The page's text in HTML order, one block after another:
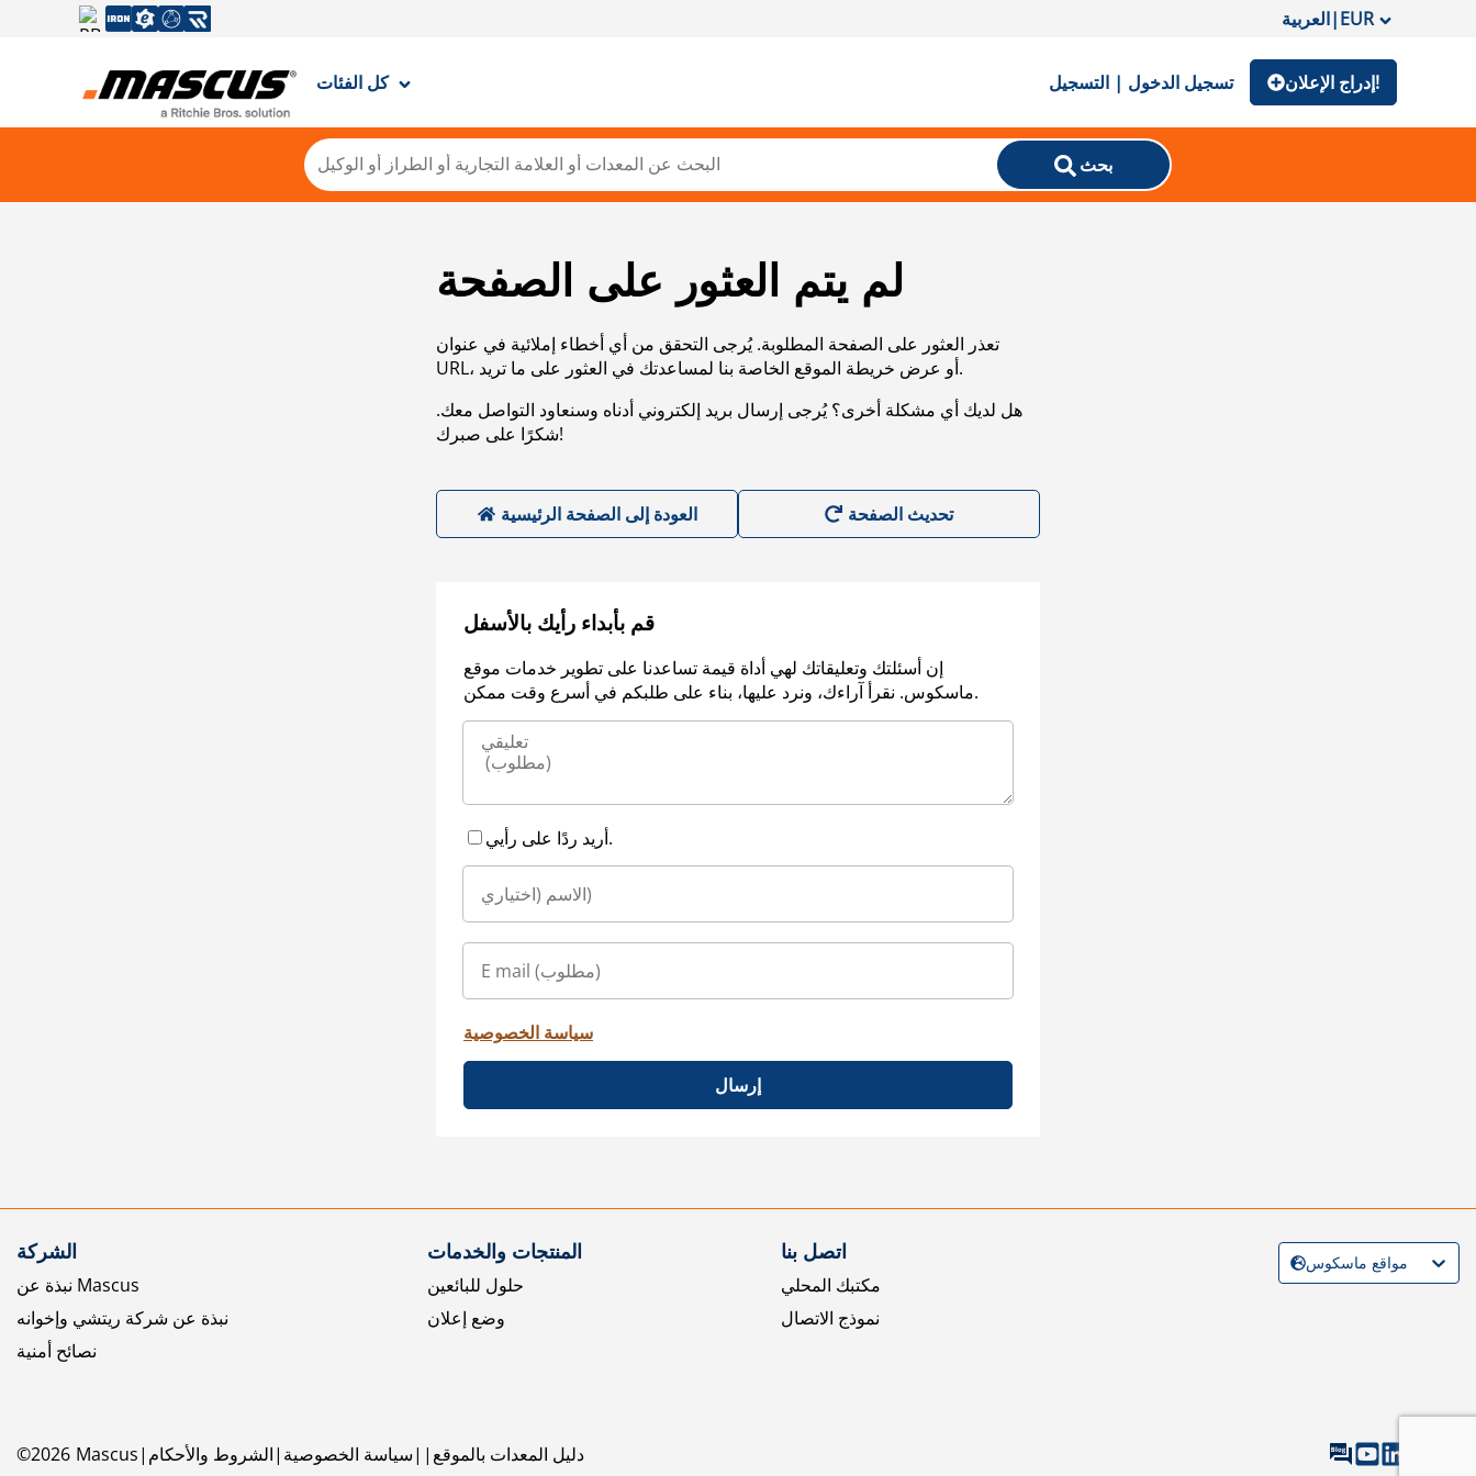
العربية|EUR
كل الفئات تسجيل الدخول | التسجيل إدراج الإعلان!
بحث
لم يتم العثور على الصفحة
تعذر العثور على الصفحة المطلوبة. يُرجى التحقق من أي أخطاء إملائية في عنوان
URL، أو عرض خريطة الموقع الخاصة بنا لمساعدتك في العثور على ما تريد.
هل لديك أي مشكلة أخرى؟ يُرجى إرسال بريد إلكتروني أدناه وسنعاود التواصل معك.
شكرًا على صبرك!
العودة إلى الصفحة الرئيسية
قم بأبداء رأيك بالأسفل
إن أسئلتك وتعليقاتك لهي أداة قيمة تساعدنا على تطوير خدمات موقع
ماسكوس. نقرأ آراءك، ونرد عليها، بناء على طلبكم في أسرع وقت ممكن.
أريد ردًا على رأيي.
سياسة الخصوصية
إرسال
الشركة
نبذة عن Mascus
نبذة عن شركة ريتشي وإخوانه
نصائح أمنية
المنتجات والخدمات
حلول للبائعين
وضع إعلان
اتصل بنا
مكتبك المحلي
نموذج الاتصال
©2026 Mascus الشروط والأحكام سياسة الخصوصية دليل المعدات بالموقع
مواقع ماسكوس